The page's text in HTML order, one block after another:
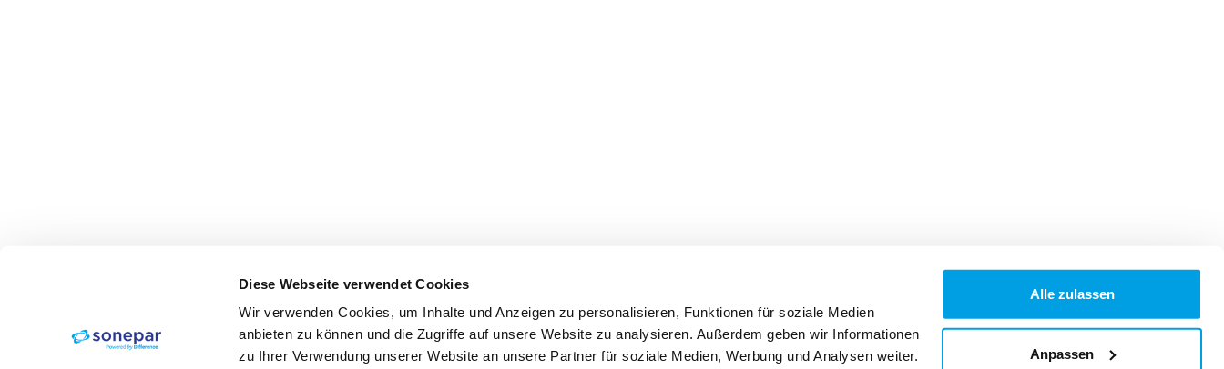
Diese Webseite verwendet Cookies
Wir verwenden Cookies, um Inhalte und Anzeigen zu personalisieren, Funktionen für soziale Medien
anbieten zu können und die Zugriffe auf unsere Website zu analysieren. Außerdem geben wir Informationen
zu Ihrer Verwendung unserer Website an unsere Partner für soziale Medien, Werbung und Analysen weiter.
Alle zulassen
Anpassen